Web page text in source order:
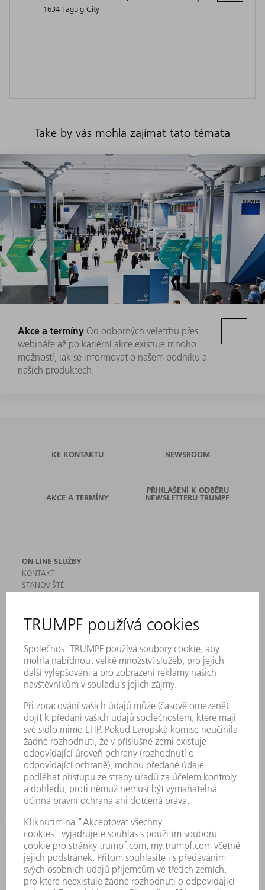
1634 Taguig City
Také by vás mohla zajímat tato témata
Akce a termíny Od odborných veletrhů přes
webináře až po kariérní akce existuje mnoho
možností, jak se informovat o našem podniku a
našich produktech.
KE KONTAKTU NEWSROOM
AKCE A TERMÍNY
PŘIHLÁŠENÍ K ODBĚRU
NEWSLETTERU TRUMPF
ON-LINE SLUŽBY
KONTAKT
STANOVIŠTĚ
MYTRUMPF
BEZPEČNOSTNÍ LISTY
PRODUKTY
STROJE & SYSTÉMY
LASER
VÝKONOVÁ ELEKTRONIKA
SMART FACTORY
SOFTWARE
SERVIS
POUŽITÍ
ODVĚTVÍ
SPOLEČNOST
KARIÉRA
PRACOVNÍ NABÍDKY
PROFIL PODNIKU
VÝROČNÍ ZPRÁVA
ZÁSADY SPOLEČNOSTI
SHODA
SYSTÉM UPOZORŇOVAČŮ
SECURITY
TISKOVÉ ZPRÁVY